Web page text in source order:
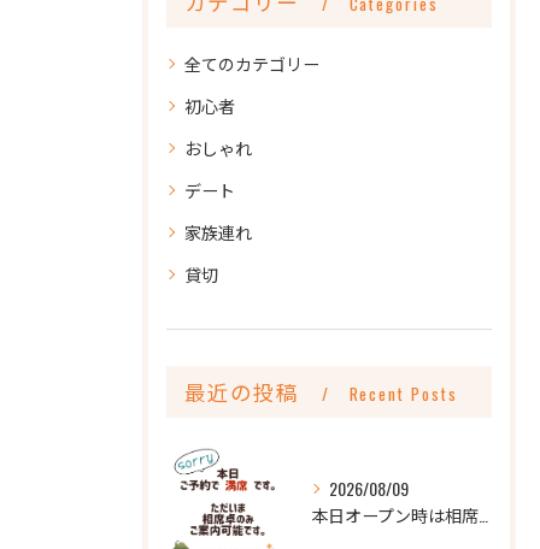
全てのカテゴリー
初心者
おしゃれ
デート
家族連れ
貸切
最近の投稿 Recent Posts
2026/08/09